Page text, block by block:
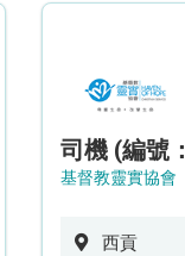
司機 (編號
基督教靈實協會
西貢